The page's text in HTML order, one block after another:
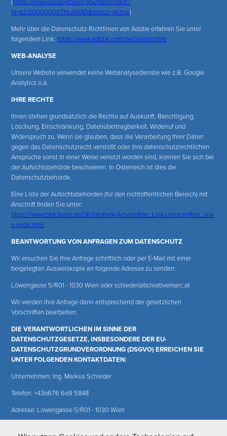
id=a2zt0000000TNo9AAG&status=Active)
Mehr über die Datenschutz-Richtlinien von Adobe erfahren Sie unter
folgendem Link: https://www.adobe.com/de/privacy.html
WEB-ANALYSE
Unsere Website verwendet keine Webanalysedienste wie z.B. Google
Analytics o.ä.
IHRE RECHTE
Ihnen stehen grundsätzlich die Rechte auf Auskunft, Berichtigung,
Löschung, Einschränkung, Datenübertragbarkeit, Widerruf und
Widerspruch zu. Wenn sie glauben, dass die Verarbeitung Ihrer Daten
gegen das Datenschutzrecht verstößt oder ihre datenschutzrechtlichen
Ansprüche sonst in einer Weise verletzt worden sind, können Sie sich bei
der Aufsichtsbehörde beschweren. In Österreich ist dies die
Datenschutzbehörde.
Eine Liste der Aufsichtsbehörden (für den nichtöffentlichen Bereich) mit
Anschrift finden Sie unter:
https://www.bfdi.bund.de/DE/Infothek/Anschriften_Links/anschriften_link
s-node.html
BEANTWORTUNG VON ANFRAGEN ZUM DATENSCHUTZ
Wir ersuchen Sie Ihre Anfrage schriftlich oder per E-Mail mit einer
beigelegten Ausweiskopie an folgende Adresse zu senden:
Löwengasse 5/R01 - 1030 Wien oder schieder(at)creativemarc.at
Wir werden Ihre Anfrage dann entsprechend der gesetzlichen
Vorschriften bearbeiten.
DIE VERANTWORTLICHEN IM SINNE DER
DATENSCHUTZGESETZE, INSBESONDERE DER EU-
DATENSCHUTZGRUNDVERORDNUNG (DSGVO) ERREICHEN SIE
UNTER FOLGENDEN KONTAKTDATEN:
Unternehmen: Ing. Markus Schieder
Telefon: +43o676 6o9 5848
Adresse: Löwengasse 5/R01 - 1030 Wien